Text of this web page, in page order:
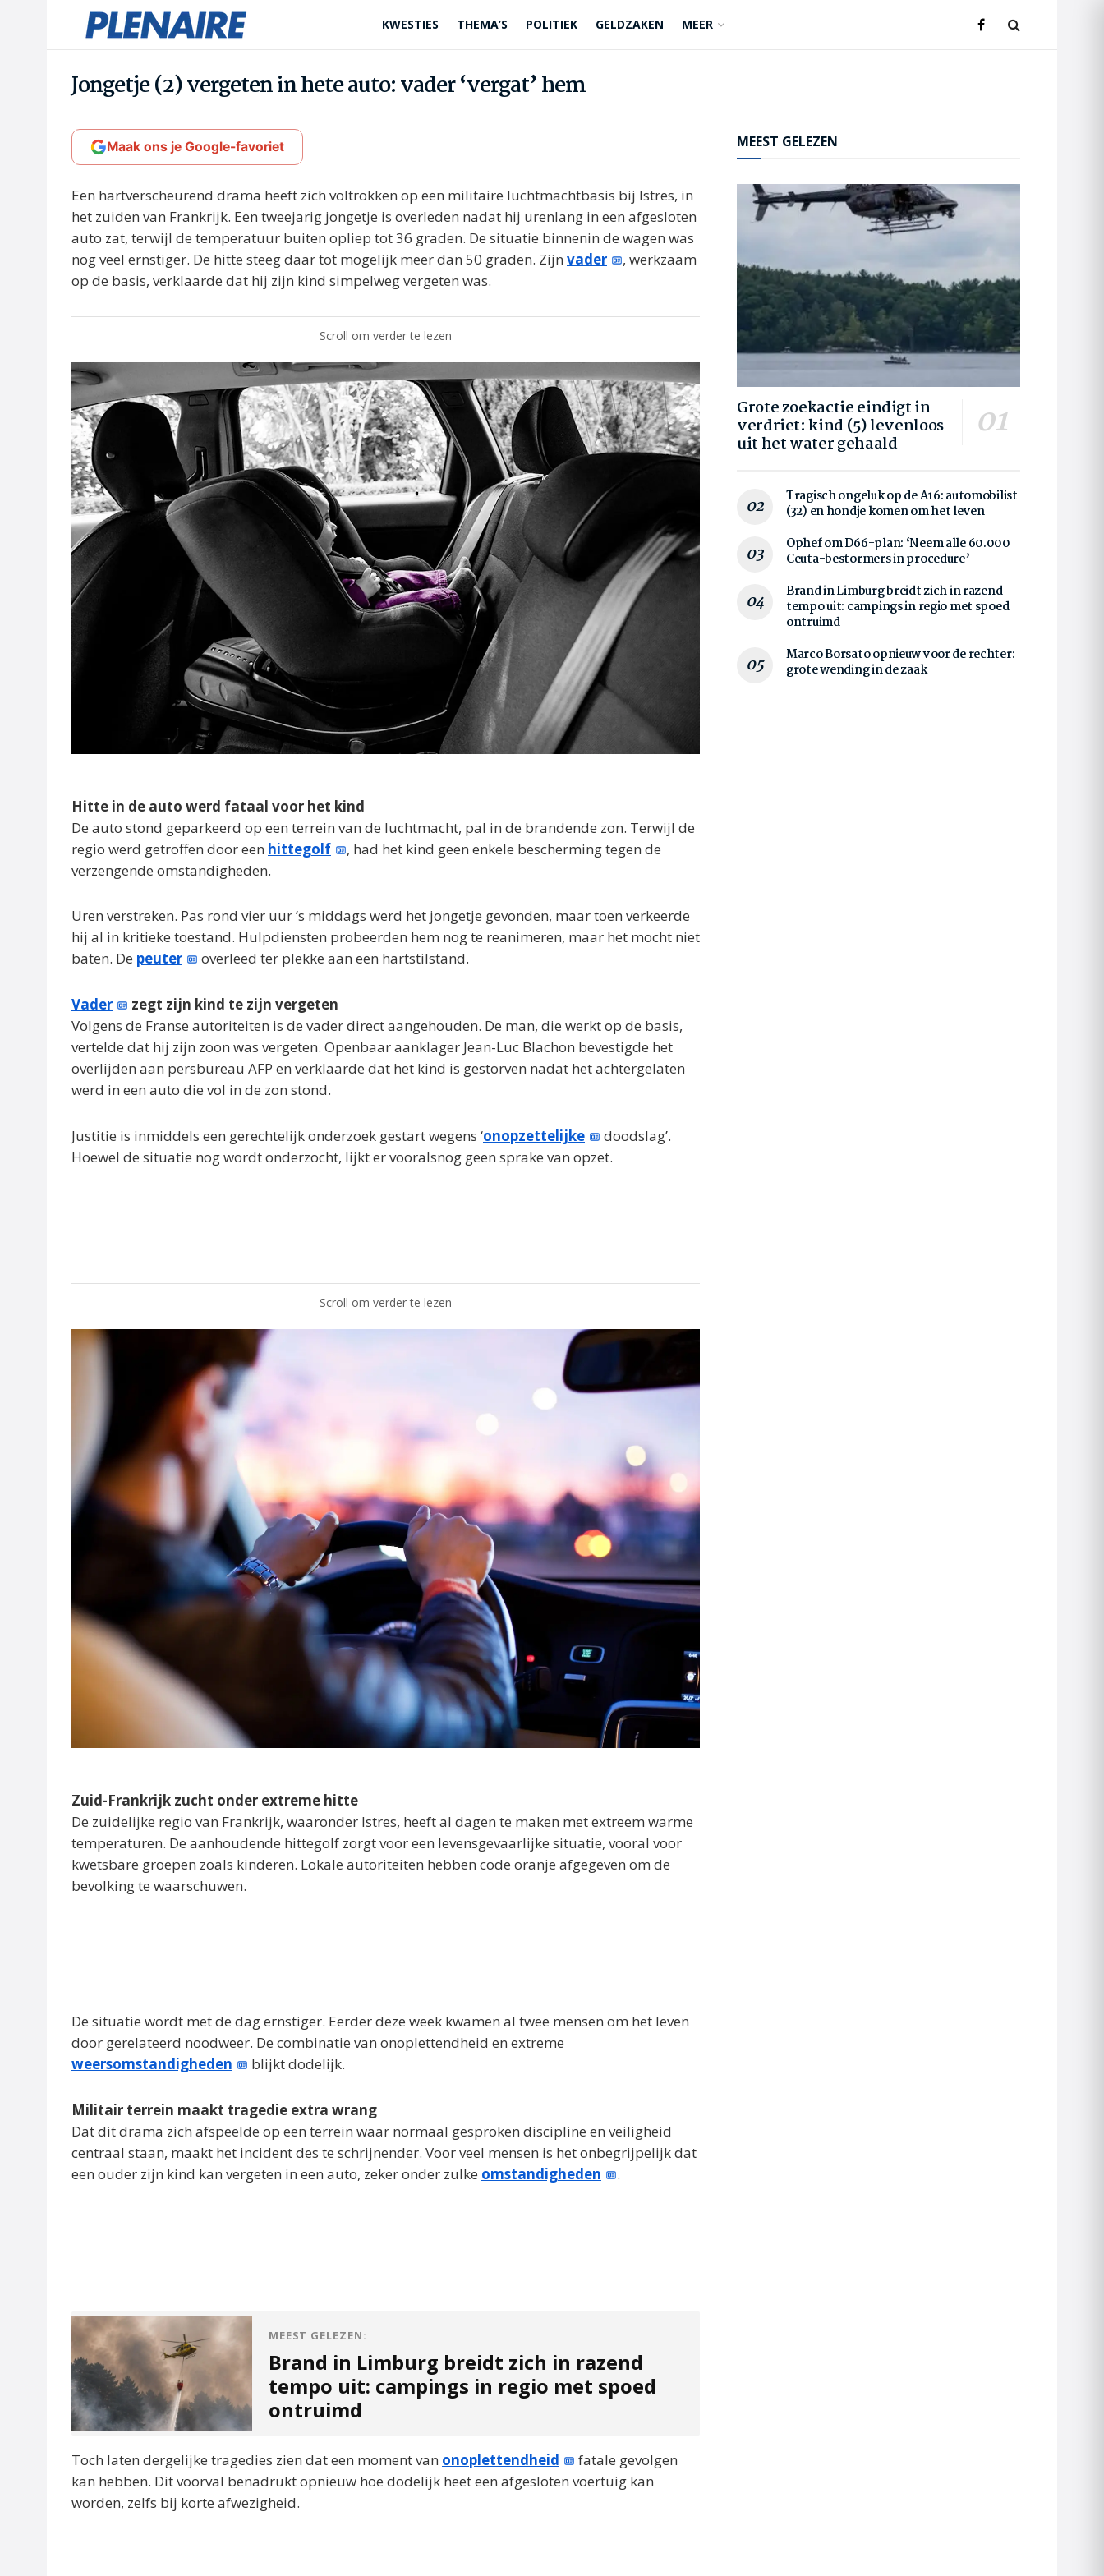
KWESTIES THEMA’S POLITIEK GELDZAKEN MEER
Jongetje (2) vergeten in hete auto: vader ‘vergat’ hem
Maak ons je Google-favoriet
Een hartverscheurend drama heeft zich voltrokken op een militaire luchtmachtbasis bij Istres, in
het zuiden van Frankrijk. Een tweejarig jongetje is overleden nadat hij urenlang in een afgesloten
auto zat, terwijl de temperatuur buiten opliep tot 36 graden. De situatie binnenin de wagen was
nog veel ernstiger. De hitte steeg daar tot mogelijk meer dan 50 graden. Zijn vader
, werkzaam
op de basis, verklaarde dat hij zijn kind simpelweg vergeten was.
Scroll om verder te lezen
Hitte in de auto werd fataal voor het kind
De auto stond geparkeerd op een terrein van de luchtmacht, pal in de brandende zon. Terwijl de
regio werd getroffen door een hittegolf
, had het kind geen enkele bescherming tegen de
verzengende omstandigheden.
Uren verstreken. Pas rond vier uur ’s middags werd het jongetje gevonden, maar toen verkeerde
hij al in kritieke toestand. Hulpdiensten probeerden hem nog te reanimeren, maar het mocht niet
baten. De peuter overleed ter plekke aan een hartstilstand.
Vader
zegt zijn kind te zijn vergeten
Volgens de Franse autoriteiten is de vader direct aangehouden. De man, die werkt op de basis,
vertelde dat hij zijn zoon was vergeten. Openbaar aanklager Jean-Luc Blachon bevestigde het
overlijden aan persbureau AFP en verklaarde dat het kind is gestorven nadat het achtergelaten
werd in een auto die vol in de zon stond.
Justitie is inmiddels een gerechtelijk onderzoek gestart wegens ‘onopzettelijke
doodslag’.
Hoewel de situatie nog wordt onderzocht, lijkt er vooralsnog geen sprake van opzet.
Scroll om verder te lezen
Zuid-Frankrijk zucht onder extreme hitte
De zuidelijke regio van Frankrijk, waaronder Istres, heeft al dagen te maken met extreem warme
temperaturen. De aanhoudende hittegolf zorgt voor een levensgevaarlijke situatie, vooral voor
kwetsbare groepen zoals kinderen. Lokale autoriteiten hebben code oranje afgegeven om de
bevolking te waarschuwen.
De situatie wordt met de dag ernstiger. Eerder deze week kwamen al twee mensen om het leven
door gerelateerd noodweer. De combinatie van onoplettendheid en extreme
weersomstandigheden
blijkt dodelijk.
Militair terrein maakt tragedie extra wrang
Dat dit drama zich afspeelde op een terrein waar normaal gesproken discipline en veiligheid
centraal staan, maakt het incident des te schrijnender. Voor veel mensen is het onbegrijpelijk dat
een ouder zijn kind kan vergeten in een auto, zeker onder zulke omstandigheden .
MEEST GELEZEN:
Brand in Limburg breidt zich in razend
tempo uit: campings in regio met spoed
ontruimd
Toch laten dergelijke tragedies zien dat een moment van onoplettendheid
fatale gevolgen
kan hebben. Dit voorval benadrukt opnieuw hoe dodelijk heet een afgesloten voertuig kan
worden, zelfs bij korte afwezigheid.
MEEST GELEZEN
Grote zoekactie eindigt in
verdriet: kind (5) levenloos
uit het water gehaald
Tragisch ongeluk op de A16: automobilist
(32) en hondje komen om het leven
Ophef om D66-plan: ‘Neem alle 60.000
Ceuta-bestormers in procedure’
Brand in Limburg breidt zich in razend
tempo uit: campings in regio met spoed
ontruimd
Marco Borsato opnieuw voor de rechter:
grote wending in de zaak